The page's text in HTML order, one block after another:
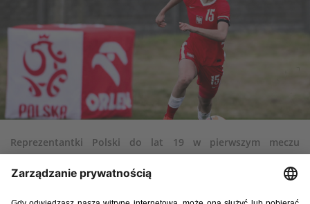
Reprezentantki Polski do lat 19 w pierwszym meczu
z Walią 4:0. Bramki dla zespołu prowadzonego przez trenera